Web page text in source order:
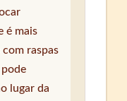
é mais
raspas
lugar da